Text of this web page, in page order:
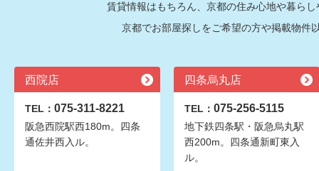
賃貸情報はもちろん、京都の住み心地や暮ら
京都でお部屋探しをご希望の方や掲載物件
西院店
TEL： 075-311-8221
阪急西院駅西180m。四条
通佐井西入ル。
四条烏丸店
TEL： 075-256-5115
地下鉄四条駅・阪急烏丸駅
西200m。四条通新町東入
ル。